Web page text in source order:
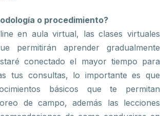
o procedimiento?
en aula virtual, las clases virtuales
permitirán aprender gradualmente
conectado el mayor tiempo para
tus consultas, lo importante es que
básicos que te permitan
de campo, además las lecciones